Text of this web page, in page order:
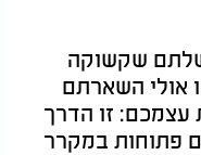
שקשוקה
אולי השארתם
עצמכם: זו הדרך
פתוחות במקרר